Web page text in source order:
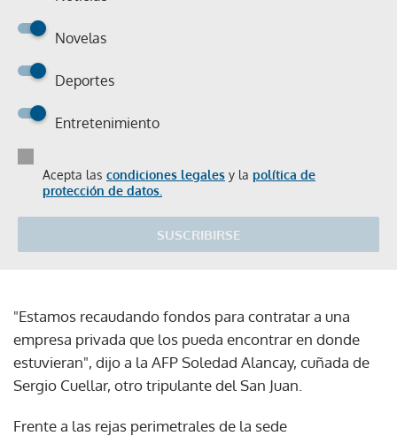
Novelas
Deportes
Entretenimiento
Acepta las condiciones legales y la política de
protección de datos.
SUSCRIBIRSE
"Estamos recaudando fondos para contratar a una
empresa privada que los pueda encontrar en donde
estuvieran", dijo a la AFP Soledad Alancay, cuñada de
Sergio Cuellar, otro tripulante del San Juan.
Frente a las rejas perimetrales de la sede